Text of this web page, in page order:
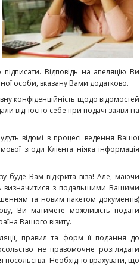
Відповідь на апеляцію Ви
особи, вказану Вами додатково.
конфіденційність щодо відомостей
відносно себе при подачі заяви на
відомі в процесі ведення Вашої
згоди Клієнта ніяка інформація
буде Вам відкрита віза! Але, маючи
визначитися з подальшими Вашими
та новим пакетом документів)
Ви матимете можливість подати
Вашого візиту.
правил та форм її подання до
не правомочне розглядати
посольства. Необхідно врахувати, що